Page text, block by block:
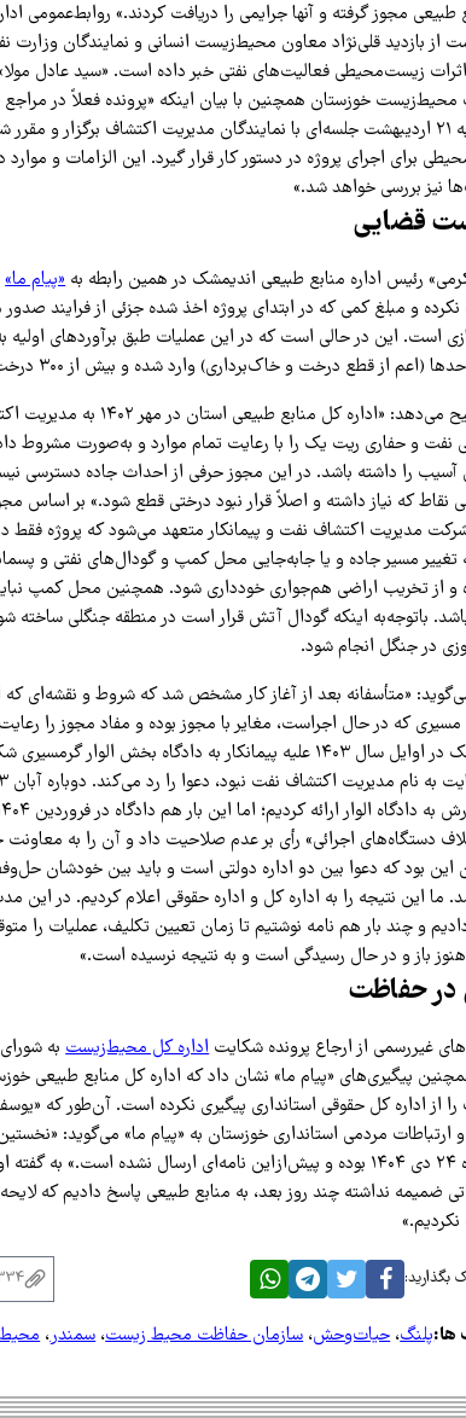
از بازدید قلی‌نژاد معاون محیط‌زیست انسانی و نمایندگان
زیست‌محیطی فعالیت‌های نفتی خبر داده است. «سید عادل
خوزستان همچنین با بیان اینکه «پرونده فعلاً در
«دوشنبه ۲۱ اردیبهشت جلسه‌ای با نمایندگان مدیریت اکتشاف برگزار
برای اجرای پروژه در دستور کار قرار گیرد. این الزامات و
نیز بررسی خواهد شد.»
قضایی
رئیس اداره منابع طبیعی اندیمشک در همین رابطه به«پیام ما»
نکرده و مبلغ کمی که در ابتدای پروژه اخذ شده جزئی از فرایند
(اعم از قطع درخت و خاک‌برداری) وارد شده و بیش از ۳۰۰ درخت بلوط و بادام قطع شده است.»
او توضیح می‌دهد: «اداره
نفت و حفاری ریت یک را با رعایت تمام موارد و به‌صورت مشروط
آسیب را داشته باشد. در این مجوز حرفی از احداث جاده دسترسی
مدیریت اکتشاف نفت و پیمانکار متعهد می‌شود که پروژه فقط
تغییر مسیر جاده و یا جابه‌جایی محل کمپ و گودال‌های نفتی و
و از تخریب اراضی هم‌جواری خودداری شود. همچنین محل کمپ
باتوجه‌به اینکه گودال آتش قرار است در منطقه جنگلی ساخته
در جنگل انجام شود.
«متأسفانه بعد از آغاز کار مشخص شد که شروط و نقشه‌ای که
مسیری که در حال اجراست، مغایر با مجوز بوده و مفاد مجوز را
دستگاه‌های اجرائی» رأی بر عدم صلاحیت داد و آن را به معاونت
این بود که دعوا بین دو اداره دولتی است و باید بین خودشان
ما این نتیجه را به اداره کل و اداره حقوقی اعلام کردیم. در
و چند بار هم نامه نوشتیم تا زمان تعیین تکلیف، عملیات را
هنوز باز و در حال رسیدگی است و به نتیجه نرسیده است.»
در حفاظت
غیررسمی از ارجاع پرونده شکایتاداره کل محیط‌زیستبه
پیگیری‌های «پیام ما» نشان داد که اداره کل منابع طبیعی
را از اداره کل حقوقی استانداری پیگیری نکرده است. آن‌طور که
ارتباطات مردمی استانداری خوزستان به «پیام ما» می‌گوید:
این باره ۲۴ دی ۱۴۰۴ بوده و پیش‌ازاین نامه‌ای ارسال نشده است.»
ضمیمه نداشته چند روز بعد، به منابع طبیعی پاسخ دادیم که
بگذارید:
ها:پلنگ،حیات‌وحش،سازمان حفاظت محیط زیست،سمندر،